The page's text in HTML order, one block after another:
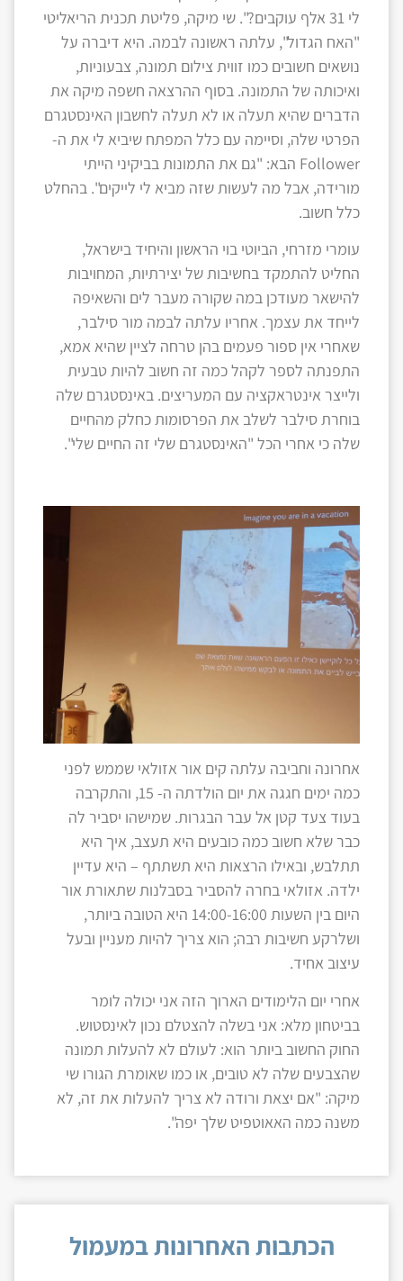
לי 31 אלף עוקבים?". שי מיקה, פליטת תכנית הריאליטי
"האח הגדול", עלתה ראשונה לבמה. היא דיברה על
נושאים חשובים כמו זווית צילום תמונה, צבעוניות,
ואיכותה של התמונה. בסוף ההרצאה חשפה מיקה את
הדברים שהיא תעלה או לא תעלה לחשבון האינסטגרם
הפרטי שלה, וסיימה עם כלל המפתח שיביא לי את ה-
Follower הבא: "גם את התמונות בביקיני הייתי
מורידה, אבל מה לעשות שזה מביא לי לייקים". בהחלט
כלל חשוב.
עומרי מזרחי, הביוטי בוי הראשון והיחיד בישראל,
החליט להתמקד בחשיבות של יצירתיות, המחויבות
להישאר מעודכן במה שקורה מעבר לים והשאיפה
לייחד את עצמך. אחריו עלתה לבמה מור סילבר,
שאחרי אין ספור פעמים בהן טרחה לציין שהיא אמא,
התפנתה לספר לקהל כמה זה חשוב להיות טבעית
ולייצר אינטראקציה עם המעריצים. באינסטגרם שלה
בוחרת סילבר לשלב את הפרסומות כחלק מהחיים
שלה כי אחרי הכל "האינסטגרם שלי זה החיים שלי".
אחרונה וחביבה עלתה קים אור אזולאי שממש לפני
כמה ימים חגגה את יום הולדתה ה- 15, והתקרבה
בעוד צעד קטן אל עבר הבגרות. שמישהו יסביר לה
כבר שלא חשוב כמה כובעים היא תעצב, איך היא
תתלבש, ובאילו הרצאות היא תשתתף – היא עדיין
ילדה. אזולאי בחרה להסביר בסבלנות שתאורת אור
היום בין השעות 14:00-16:00 היא הטובה ביותר,
ושלרקע חשיבות רבה; הוא צריך להיות מעניין ובעל
עיצוב אחיד.
אחרי יום הלימודים הארוך הזה אני יכולה לומר
בביטחון מלא: אני בשלה להצטלם נכון לאינסטוש.
החוק החשוב ביותר הוא: לעולם לא להעלות תמונה
שהצבעים שלה לא טובים, או כמו שאומרת הגורו שי
מיקה: "אם יצאת ורודה לא צריך להעלות את זה, לא
משנה כמה האאוטפיט שלך יפה".
הכתבות האחרונות במעמול